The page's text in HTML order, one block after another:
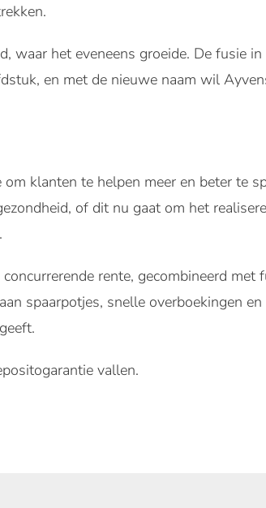
waar het eveneens groeide. De fusie
en met de nieuwe naam wil
klanten te helpen meer en beter te
of dit nu gaat om het
rente, gecombineerd met
spaarpotjes, snelle overboekingen
vallen.